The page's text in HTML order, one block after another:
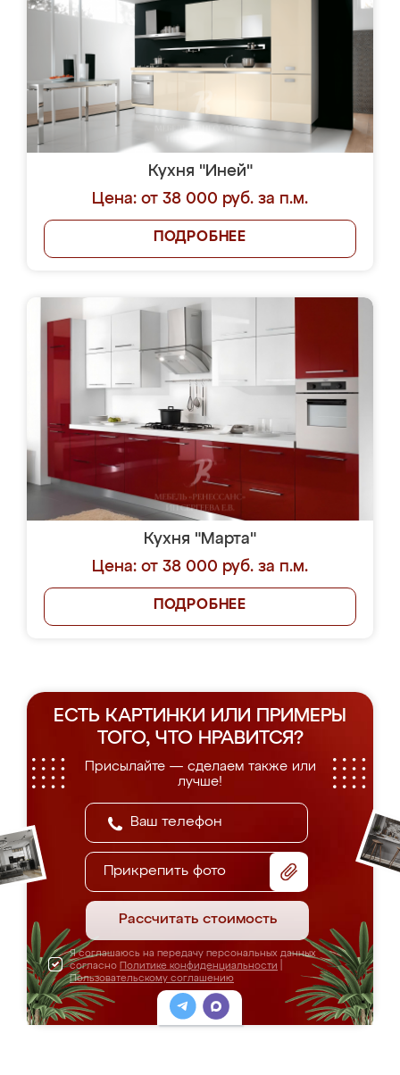
Кухня "Иней"
Цена: от 38 000 руб. за п.м.
ПОДРОБНЕЕ
Кухня "Марта"
Цена: от 38 000 руб. за п.м.
ПОДРОБНЕЕ
ЕСТЬ КАРТИНКИ ИЛИ ПРИМЕРЫ
ТОГО, ЧТО НРАВИТСЯ?
Присылайте — сделаем также или
лучше!
Прикрепить фото
Рассчитать стоимость
Я соглашаюсь на передачу персональных данных
согласно Политике конфиденциальности
Пользовательскому соглашению